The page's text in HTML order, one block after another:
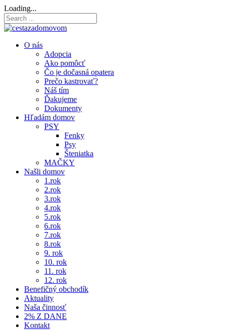
Ako pomôcť
Čo je dočasná opatera
Prečo kastrovať?
Náš tím
Ďakujeme
Dokumenty
Hľadám domov
PSY
Psy
Šteniatka
MAČKY
Našli domov
1.rok
2.rok
3.rok
4.rok
5.rok
6.rok
7.rok
8.rok
9. rok
10. rok
11. rok
12. rok
Benefičný obchodík
Aktuality
Naša činnosť
2% Z DANE
Kontakt
Search